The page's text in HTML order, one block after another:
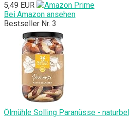
5,49 EUR
Bei Amazon ansehen
Bestseller Nr. 3
Ölmühle Solling Paranüsse -